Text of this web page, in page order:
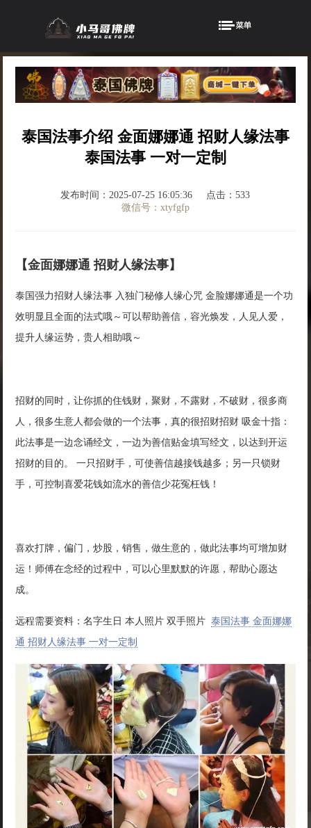
泰国法事介绍 金面娜娜通 招财人缘法事
泰国法事 一对一定制
发布时间：2025-07-25 16:05:36
点击：533
微信号：xtyfgfp
【金面娜娜通 招财人缘法事】
泰国强力招财人缘法事 入独门秘修人缘心咒 金脸娜娜通是一个功
效明显且全面的法式哦～可以帮助善信，容光焕发，人见人爱，
提升人缘运势，贵人相助哦～
招财的同时，让你抓的住钱财，聚财，不露财，不破财，很多商
人，很多生意人都会做的一个法事，真的很招财招财 吸金十指：
此法事是一边念诵经文，一边为善信贴金填写经文，以达到开运
招财的目的。 一只招财手，可使善信越接钱越多；另一只锁财
手，可控制喜爱花钱如流水的善信少花冤枉钱！
喜欢打牌，偏门，炒股，销售，做生意的，做此法事均可增加财
运！师傅在念经的过程中，可以心里默默的许愿，帮助心愿达
成。
远程需要资料：名字生日 本人照片 双手照片泰国法事 金面娜娜
通 招财人缘法事 一对一定制